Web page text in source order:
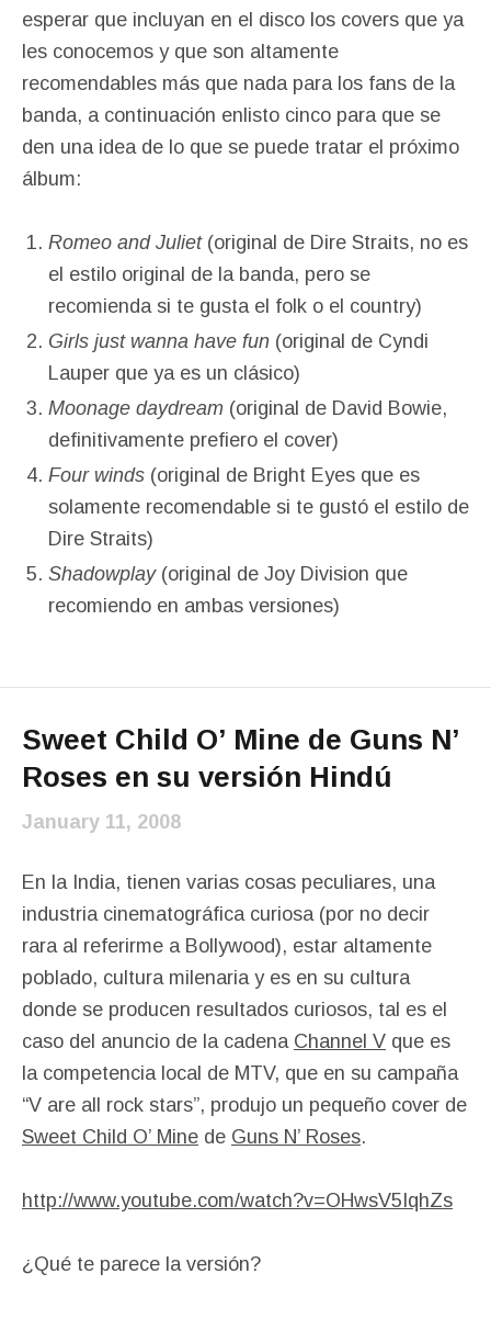
esperar que incluyan en el disco los covers que ya
les conocemos y que son altamente
recomendables más que nada para los fans de la
banda, a continuación enlisto cinco para que se
den una idea de lo que se puede tratar el próximo
álbum:
Romeo and Juliet(original de Dire Straits, no es
el estilo original de la banda, pero se
recomienda si te gusta el folk o el country)
Girls just wanna have fun(original de Cyndi
Lauper que ya es un clásico)
Moonage daydream (original de David Bowie,
definitivamente prefiero el cover)
Four winds(original de Bright Eyes que es
solamente recomendable si te gustó el estilo de
Dire Straits)
Shadowplay(original de Joy Division que
recomiendo en ambas versiones)
Sweet Child O’ Mine de Guns N’
Roses en su versión Hindú
January 11, 2008
En la India, tienen varias cosas peculiares, una
industria cinematográfica curiosa (por no decir
rara al referirme a Bollywood), estar altamente
poblado, cultura milenaria y es en su cultura
donde se producen resultados curiosos, tal es el
caso del anuncio de la cadena Channel V que es
la competencia local de MTV, que en su campaña
“V are all rock stars”, produjo un pequeño cover de
Sweet Child O’ Mine de Guns N’ Roses.
http://www.youtube.com/watch?v=OHwsV5IqhZs
¿Qué te parece la versión?